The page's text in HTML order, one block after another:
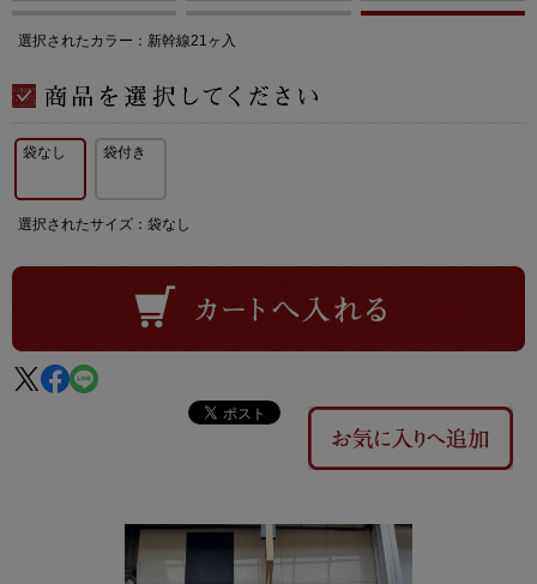
選択されたカラー：新幹線21ヶ入
袋なし 袋付き
選択されたサイズ：袋なし